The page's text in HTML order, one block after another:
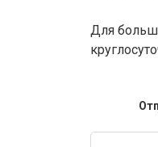
Для